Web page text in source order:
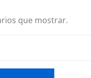
que mostrar.